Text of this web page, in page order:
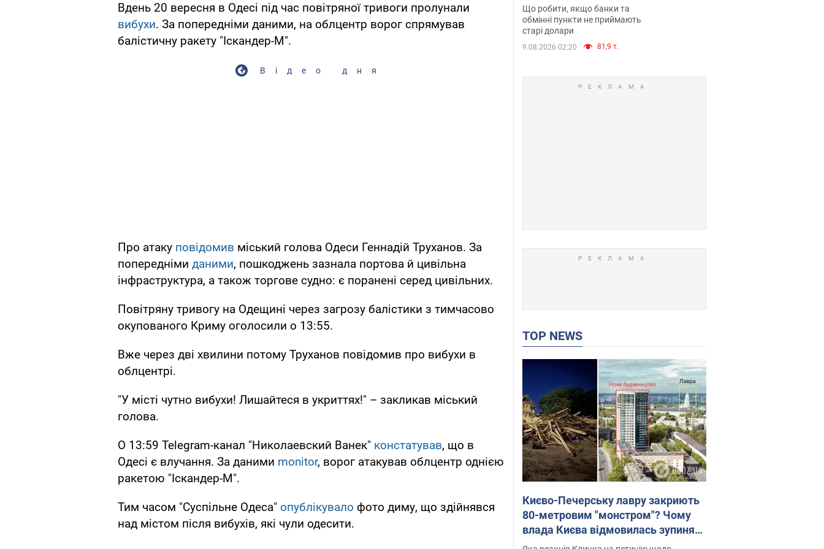
Вдень 20 вересня в Одесі під час повітряної тривоги пролунали
вибухи. За попередніми даними, на облцентр ворог спрямував
балістичну ракету "Іскандер-М".
Відео дня
Про атаку повідомив міський голова Одеси Геннадій Труханов. За
попередніми даними, пошкоджень зазнала портова й цивільна
інфраструктура, а також торгове судно: є поранені серед цивільних.
Повітряну тривогу на Одещині через загрозу балістики з тимчасово
окупованого Криму оголосили о 13:55.
Вже через дві хвилини потому Труханов повідомив про вибухи в
облцентрі.
"У місті чутно вибухи! Лишайтеся в укриттях!" – закликав міський
голова.
О 13:59 Telegram-канал "Николаевский Ванек" констатував, що в
Одесі є влучання. За даними monitor, ворог атакував облцентр однією
ракетою "Іскандер-М".
Тим часом "Суспільне Одеса" опублікувало фото диму, що здійнявся
над містом після вибухів, які чули одесити.
та банки такі купюри
Що робити, якщо банки та
обмінні пункти не приймають
старі долари
9.08.2026 02:20 81,9 т.
TOP NEWS
Києво-Печерську лавру закриють
80-метровим "монстром"? Чому
влада Києва відмовилась зупиняти
будівництво хмарочоса